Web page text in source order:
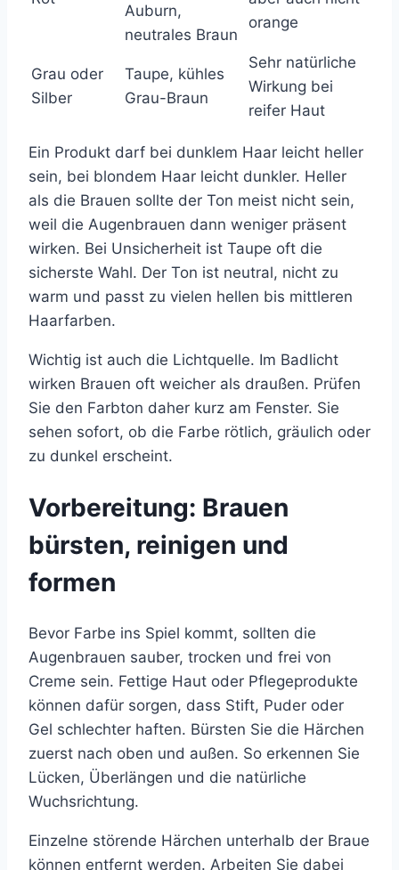
Auburn,
neutrales Braun
orange
Grau oder
Silber
Taupe, kühles
Grau-Braun
Sehr natürliche
Wirkung bei
reifer Haut
Ein Produkt darf bei dunklem Haar leicht heller
sein, bei blondem Haar leicht dunkler. Heller
als die Brauen sollte der Ton meist nicht sein,
weil die Augenbrauen dann weniger präsent
wirken. Bei Unsicherheit ist Taupe oft die
sicherste Wahl. Der Ton ist neutral, nicht zu
warm und passt zu vielen hellen bis mittleren
Haarfarben.
Wichtig ist auch die Lichtquelle. Im Badlicht
wirken Brauen oft weicher als draußen. Prüfen
Sie den Farbton daher kurz am Fenster. Sie
sehen sofort, ob die Farbe rötlich, gräulich oder
zu dunkel erscheint.
Vorbereitung: Brauen
bürsten, reinigen und
formen
Bevor Farbe ins Spiel kommt, sollten die
Augenbrauen sauber, trocken und frei von
Creme sein. Fettige Haut oder Pflegeprodukte
können dafür sorgen, dass Stift, Puder oder
Gel schlechter haften. Bürsten Sie die Härchen
zuerst nach oben und außen. So erkennen Sie
Lücken, Überlängen und die natürliche
Wuchsrichtung.
Einzelne störende Härchen unterhalb der Braue
können entfernt werden. Arbeiten Sie dabei